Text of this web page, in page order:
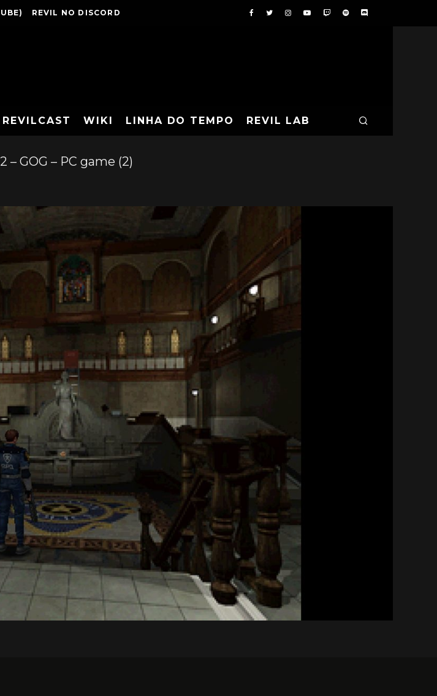
REVIL NO DISCORD
REVILCAST WIKI LINHA DO TEMPO REVIL LAB
– GOG – PC game (2)